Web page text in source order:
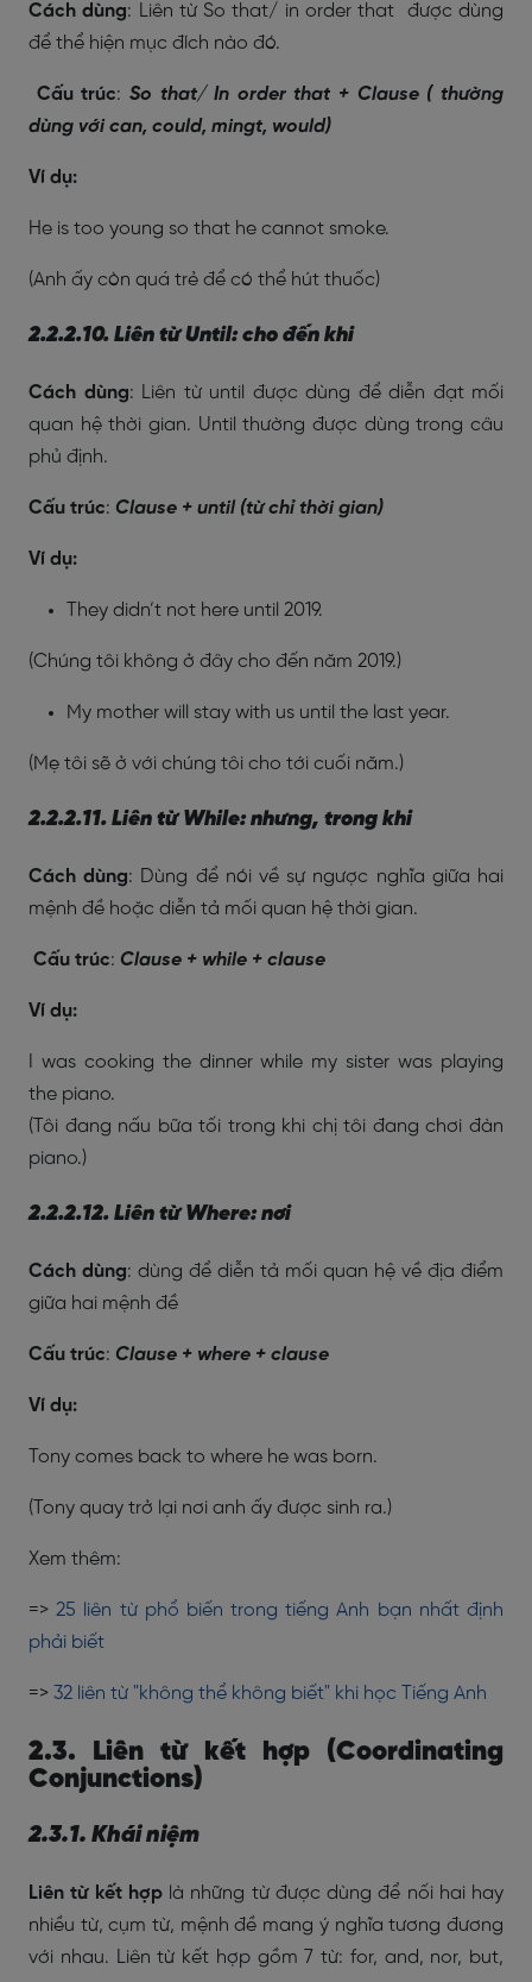
Cách dùng: Liên từ So that/ in order that được dùng
để thể hiện mục đích nào đó.
Cấu trúc: So that/ In order that + Clause ( thường
dùng với can, could, mingt, would)
Ví dụ:
He is too young so that he cannot smoke.
(Anh ấy còn quá trẻ để có thể hút thuốc)
2.2.2.10. Liên từ Until: cho đến khi
Cách dùng: Liên từ until được dùng để diễn đạt mối
quan hệ thời gian. Until thường được dùng trong câu
phủ định.
Cấu trúc: Clause + until (từ chỉ thời gian)
Ví dụ:
They didn’t not here until 2019.
(Chúng tôi không ở đây cho đến năm 2019.)
My mother will stay with us until the last year.
(Mẹ tôi sẽ ở với chúng tôi cho tới cuối năm.)
2.2.2.11. Liên từ While: nhưng, trong khi
Cách dùng: Dùng để nói về sự ngược nghĩa giữa hai
mệnh đề hoặc diễn tả mối quan hệ thời gian.
Cấu trúc: Clause + while + clause
Ví dụ:
I was cooking the dinner while my sister was playing
the piano.
(Tôi đang nấu bữa tối trong khi chị tôi đang chơi đàn
piano.)
2.2.2.12. Liên từ Where: nơi
Cách dùng: dùng để diễn tả mối quan hệ về địa điểm
giữa hai mệnh đề
Cấu trúc: Clause + where + clause
Ví dụ:
Tony comes back to where he was born.
(Tony quay trở lại nơi anh ấy được sinh ra.)
Xem thêm:
=>25 liên từ phổ biến trong tiếng Anh bạn nhất định
phải biết
=> 32 liên từ "không thể không biết" khi học Tiếng Anh
2.3. Liên từ kết hợp (Coordinating
Conjunctions)
2.3.1. Khái niệm
Liên từ kết hợplà những từ được dùng để nối hai hay
nhiều từ, cụm từ, mệnh đề mang ý nghĩa tương đương
với nhau. Liên từ kết hợp gồm 7 từ: for, and, nor, but,